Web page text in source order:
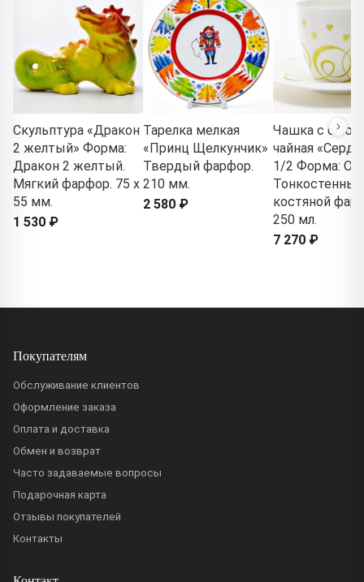
Скульптура «Дракон
2 желтый» Форма:
Дракон 2 желтый.
Мягкий фарфор. 75 x
55 мм.
1 530 ₽
Тарелка мелкая
«Принц Щелкунчик»
Твердый фарфор.
210 мм.
2 580 ₽
Чашка с
чайная
1/2 Форма:
Тонкостенный
костяной
250 мл.
7 270 ₽
Покупателям
Обслуживание клиентов
Оформление заказа
Оплата и доставка
Обмен и возврат
Часто задаваемые вопросы
Подарочная карта
Отзывы покупателей
Контакты